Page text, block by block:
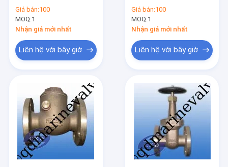
Giá bán:100
MOQ:1
Nhận giá mới nhất
Liên hệ với bây giờ
Giá bán:100
MOQ:1
Nhận giá mới nhất
Liên hệ với bây giờ